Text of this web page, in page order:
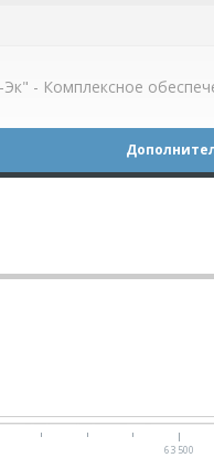
- Комплексное
63 500